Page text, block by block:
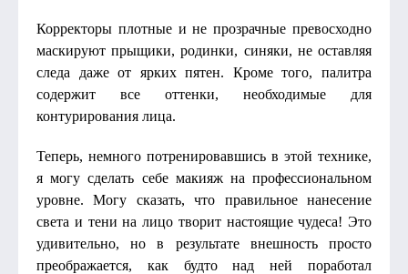
Корректоры плотные и не прозрачные превосходно
маскируют прыщики, родинки, синяки, не оставляя
следа даже от ярких пятен. Кроме того, палитра
содержит все оттенки, необходимые для
контурирования лица.
Теперь, немного потренировавшись в этой технике,
я могу сделать себе макияж на профессиональном
уровне. Могу сказать, что правильное нанесение
света и тени на лицо творит настоящие чудеса! Это
удивительно, но в результате внешность просто
преображается, как будто над ней поработал